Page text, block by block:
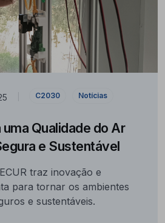
C2030 Notícias
Qualidade do Ar
e Sustentável
traz inovação e
para tornar os ambientes
e sustentáveis.